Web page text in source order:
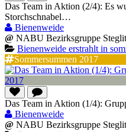
Das Team in Aktion (2/4): Es
Storchschnabel…
Bienenweide
@ NABU Bezirksgruppe
Bienenweide erstrahlt in
Sommersummen 2017
Das Team in Aktion (1/4):
Bienenweide
@ NABU Bezirksgruppe